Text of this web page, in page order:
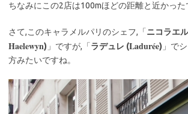
ちなみにこの2店は100mほどの距離と近かった
さて,このキャラメルパリのシェフ,「ニコラエ
Haelewyn) 」ですが,「ラデュレ (Ladurée) 」で
方みたいですね。